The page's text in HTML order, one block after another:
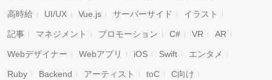
高時給 UI/UX Vue.js サーバーサイド イラスト
記事 マネジメント プロモーション C# VR AR
Webデザイナー Webアプリ iOS Swift エンタメ
Ruby Backend アーティスト toC C向け